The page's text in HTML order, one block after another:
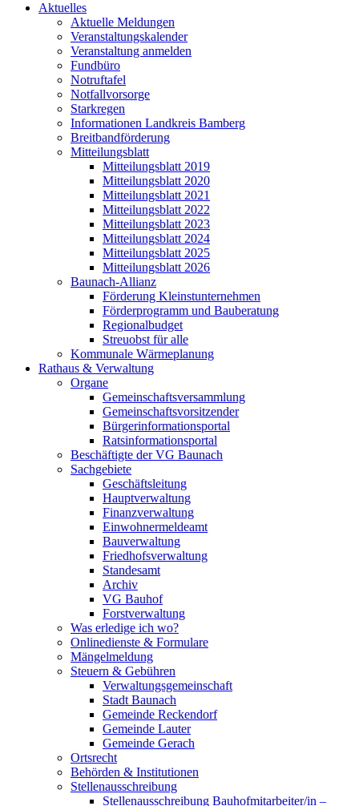
Aktuelles
Aktuelle Meldungen
Veranstaltungskalender
Veranstaltung anmelden
Fundbüro
Notruftafel
Notfallvorsorge
Starkregen
Informationen Landkreis Bamberg
Breitbandförderung
Mitteilungsblatt
Mitteilungsblatt 2019
Mitteilungsblatt 2020
Mitteilungsblatt 2021
Mitteilungsblatt 2022
Mitteilungsblatt 2023
Mitteilungsblatt 2024
Mitteilungsblatt 2025
Mitteilungsblatt 2026
Baunach-Allianz
Förderung Kleinstunternehmen
Förderprogramm und Bauberatung
Regionalbudget
Streuobst für alle
Kommunale Wärmeplanung
Rathaus & Verwaltung
Organe
Gemeinschaftsversammlung
Gemeinschaftsvorsitzender
Bürgerinformationsportal
Ratsinformationsportal
Beschäftigte der VG Baunach
Sachgebiete
Geschäftsleitung
Hauptverwaltung
Finanzverwaltung
Einwohnermeldeamt
Bauverwaltung
Friedhofsverwaltung
Standesamt
Archiv
VG Bauhof
Forstverwaltung
Was erledige ich wo?
Onlinedienste & Formulare
Mängelmeldung
Steuern & Gebühren
Verwaltungsgemeinschaft
Stadt Baunach
Gemeinde Reckendorf
Gemeinde Lauter
Gemeinde Gerach
Ortsrecht
Behörden & Institutionen
Stellenausschreibung
Stellenausschreibung Bauhofmitarbeiter/in –